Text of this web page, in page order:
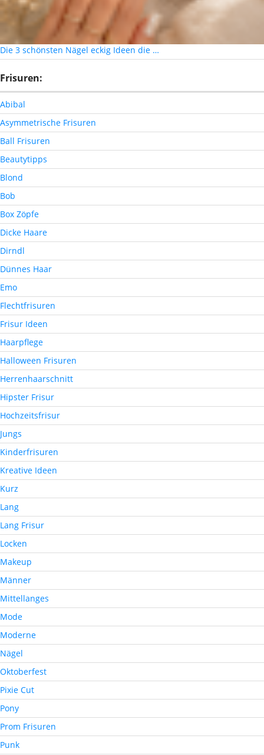
Die 3 schönsten Nägel eckig Ideen die …
Frisuren:
Abibal
Asymmetrische Frisuren
Ball Frisuren
Beautytipps
Blond
Bob
Box Zöpfe
Dicke Haare
Dirndl
Dünnes Haar
Emo
Flechtfrisuren
Frisur Ideen
Haarpflege
Halloween Frisuren
Herrenhaarschnitt
Hipster Frisur
Hochzeitsfrisur
Jungs
Kinderfrisuren
Kreative Ideen
Kurz
Lang
Lang Frisur
Locken
Makeup
Männer
Mittellanges
Mode
Moderne
Nägel
Oktoberfest
Pixie Cut
Pony
Prom Frisuren
Punk